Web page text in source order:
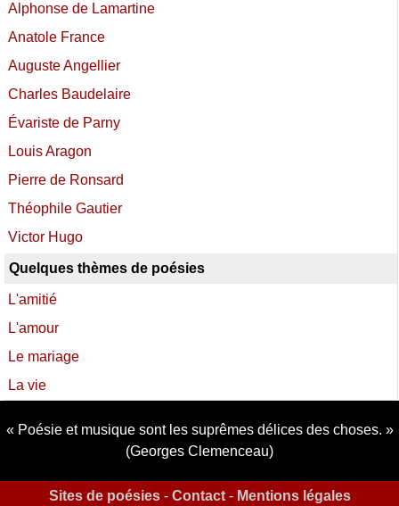
Alphonse de Lamartine
Anatole France
Auguste Angellier
Charles Baudelaire
Évariste de Parny
Louis Aragon
Pierre de Ronsard
Théophile Gautier
Victor Hugo
Quelques thèmes de poésies
L'amitié
L'amour
Le mariage
La vie
Poésie et musique sont les suprêmes délices des choses.
(Georges Clemenceau)
Sites de poésies- Contact- Mentions légales